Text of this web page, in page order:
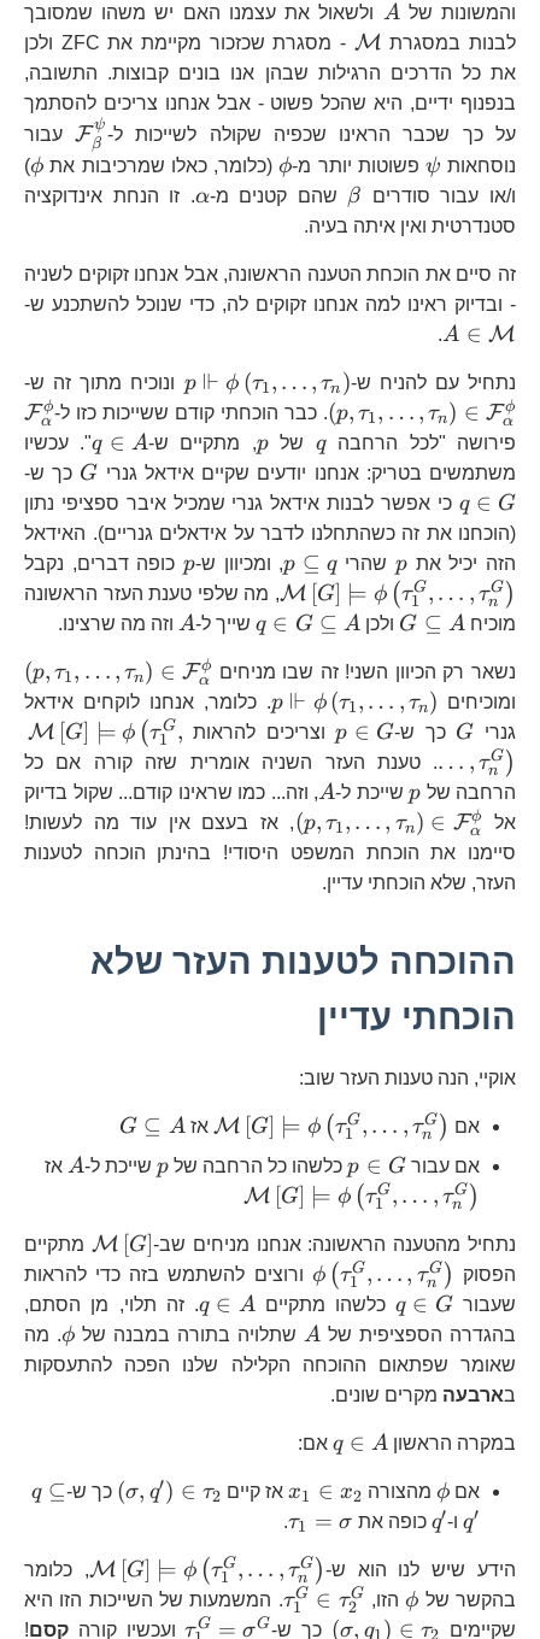
והמשונות של A A ולשאול את עצמנו האם יש משהו שמסובך
לבנות במסגרת
\mathcal{M} M
- מסגרת שכזכור מקיימת את ZFC ולכן
את כל הדרכים הרגילות שבהן אנו בונים קבוצות. התשובה,
בנפנוף ידיים, היא שהכל פשוט - אבל אנחנו צריכים להסתמך
על כך שכבר הראינו שכפיה שקולה לשייכות ל-
Fβ
ψ
עבור
נוסחאות
\psi ψפשוטות יותר מ-\phi
ϕ(כלומר, כאלו שמרכיבות את ϕ
)
ו/או עבור סודרים
\beta β שהם קטנים מ- \alpha
α. זו הנחת אינדוקציה
סטנדרטית ואין איתה בעיה.
זה סיים את הוכחת הטענה הראשונה, אבל אנחנו זקוקים לשניה
- ובדיוק ראינו למה אנחנו זקוקים לה, כדי שנוכל להשתכנע ש-
A ∈ M
.
נתחיל עם להניח ש- p ⊩ ϕ (τ1, … , τn ) ונוכיח מתוך זה ש-
(p, τ1, … , τn) ∈ Fα
ϕ . כבר הוכחתי קודם ששייכות כזו ל- Fα
ϕ
פירושה "לכל הרחבה q q של
p
p, מתקיים ש-
q\in
A
q ∈ A
". עכשיו
משתמשים בטריק: אנחנו יודעים שקיים אידאל גנרי
G
G כך ש-
q ∈ G
כי אפשר לבנות אידאל גנרי שמכיל איבר ספציפי נתון
(הוכחנו את זה כשהתחלנו לדבר על אידאלים גנריים). האידאל
הזה יכיל את
p pשהריp\subseteq
q
p ⊆ q , ומכיוון ש- p
p כופה דברים, נקבל
M [G] ⊨ ϕ (τ1
G , … , τn
G )
, מה שלפי טענת העזר הראשונה
מוכיח
G\subseteq
G ⊆ A ולכן
q\in
A
q ∈ G ⊆ A שייך ל- A
A וזה מה שרצינו.
נשאר רק הכיוון השני! זה שבו מניחים (p, τ1, … , τn) ∈ Fα
ϕ
ומוכיחים p ⊩ ϕ (τ1, … , τn)
. כלומר, אנחנו לוקחים אידאל
גנרי
G G כך ש-
p\in
G
p ∈ G וצריכים להראות M [G] ⊨ ϕ (τ1
G ,
… , τn
G )
. טענת העזר השניה אומרית שזה קורה אם כל
הרחבה של
p p שייכת ל- A A, וזה... כמו שראינו קודם... שקול בדיוק
אל
(p, τ1, … , τn) ∈ Fα
ϕ
, אז בעצם אין עוד מה לעשות!
סיימנו את הוכחת המשפט היסודי! בהינתן הוכחה לטענות
העזר, שלא הוכחתי עדיין.
ההוכחה לטענות העזר שלא
הוכחתי עדיין
אוקיי, הנה טענות העזר שוב:
אם M [G] ⊨ ϕ (τ1
G , … , τn
G ) אז
G\subseteq
G ⊆ A
אם עבור
p\in
p ∈ G כלשהו כל הרחבה שלp
pשייכת ל- A
A אז
M [G] ⊨ ϕ (τ1
G , … , τn
G )
נתחיל מהטענה הראשונה: אנחנו מניחים שב- M [G]
מתקיים
הפסוק
ϕ (τ1
G , … , τn
G )
ורוצים להשתמש בזה כדי להראות
שעבור
q\in
G
q ∈ G כלשהו מתקיים
q\in
A
q ∈ A
. זה תלוי, מן הסתם,
בהגדרה הספציפית של
A A שתלויה בתורה במבנה של \phi
ϕ. מה
שאומר שפתאום ההוכחה הקלילה שלנו הפכה להתעסקות
בארבעה מקרים שונים.
במקרה הראשון q ∈ A אם:
אם \phi ϕ מהצורה
x_{1}\in
x_{2}
x1 ∈ x2 אז קיים (σ, q′) ∈ τ2 כך ש- q ⊆
q′ ו- q′ כופה את
\tau_{1}=\sigma
τ1 = σ
.
הידע שיש לנו הוא ש- M [G] ⊨ ϕ (τ1
G , … , τn
G )
, כלומר
בהקשר של
\phi ϕהזו, τ1
G ∈ τ2
G
. המשמעות של השייכות הזו היא
שקיימים
(σ, q ) ∈ τ כך ש- τG = σG ועכשיו קורה קסם!